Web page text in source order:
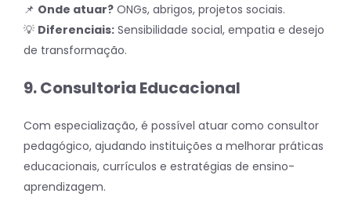
📌 Onde atuar? ONGs, abrigos, projetos sociais.
💡 Diferenciais: Sensibilidade social, empatia e desejo
de transformação.
9. Consultoria Educacional
Com especialização, é possível atuar como consultor
pedagógico, ajudando instituições a melhorar práticas
educacionais, currículos e estratégias de ensino-
aprendizagem.